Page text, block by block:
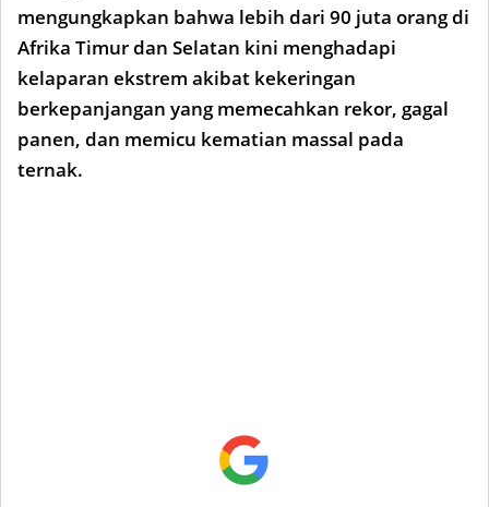
mengungkapkan bahwa lebih dari 90 juta orang di
Afrika Timur dan Selatan kini menghadapi
kelaparan ekstrem akibat kekeringan
berkepanjangan yang memecahkan rekor, gagal
panen, dan memicu kematian massal pada
ternak.